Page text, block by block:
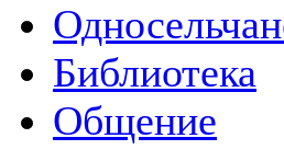
Библиотека
Общение